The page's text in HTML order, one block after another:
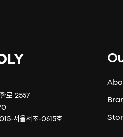
로 2557
서울서초-0615호